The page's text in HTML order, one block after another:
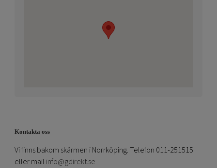
Kontakta oss
Vi finns bakom skärmen i Norrköping. Telefon 011-251515
eller mail info@gdirekt.se